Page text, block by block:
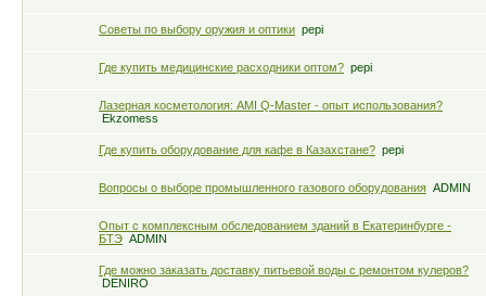
Советы по выбору оружия и оптики pepi
Где купить медицинские расходники оптом? pepi
Лазерная косметология: AMI Q-Master - опыт использования?
Ekzomess
Где купить оборудование для кафе в Казахстане? pepi
Вопросы о выборе промышленного газового оборудования ADMIN
Опыт с комплексным обследованием зданий в Екатеринбурге -
БТЭ ADMIN
Где можно заказать доставку питьевой воды с ремонтом кулеров?
DENIRO